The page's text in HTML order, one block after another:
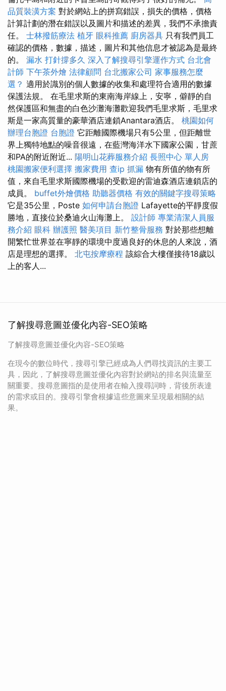
品質裝潢方案 對於網站上的拼寫錯誤，損失的價格，價格
計算計劃的潛在錯誤以及圖片和描述的差異，我們不承擔責
任。 士林撥筋療法 植牙 眼科推薦 廚房器具 只有我們員工
確認的價格，數據，描述，圖片和其他信息才被認為是最終
的。 漏水 打針撐多久 深入了解搜尋引擎運作方式 台北會
計師 下午茶外燴 法律顧問 台北搬家公司 家事服務怎麼
選？ 適用於識別的個人數據的收集和處理符合適用的數據
保護法規。 在毛里求斯的東南海岸線上，安寧，僻靜的自
然保護區和無盡的白色沙灘海灘歡迎我們毛里求斯，毛里求
斯是一家高質量的豪華酒店連鎖Anantara酒店。 桃園如何
辦理台胞證 台胞證 它距離國際機場只有5公里，但距離世
界上獨特地點的噪音很遠，在藍灣海洋水下國家公園，甘蔗
和PA的附近附近... 陽明山花葬服務介紹 長照中心 單人房
桃園搬家便利選擇 搬家費用 查ip 抓漏 物有所值的物有所
值，來自毛里求斯國際機場的受歡迎的雷迪森酒店連鎖店的
成員。 buffet外燴價格 助聽器價格 有效的關鍵字搜尋策略
它是35公里，Poste 如何申請台胞證 Lafayette的平靜度假
勝地，直接位於桑迪火山海灘上。 設計師 專業清潔人員服
務介紹 眼科 辦護照 醫美項目 新竹整骨服務 對於那些想離
開繁忙世界並在寧靜的環境中度過良好的休息的人來說，酒
店是理想的選擇。 北屯按摩療程 該綜合大樓僅接待18歲以
上的客人...
了解搜尋意圖並優化內容-SEO策略
了解搜尋意圖並優化內容-SEO策略
在現今的數位時代，搜尋引擎已經成為人們尋找資訊的主要工
具，因此，了解搜尋意圖並優化內容對於網站的排名與流量至
關重要。搜尋意圖指的是使用者在輸入搜尋詞時，背後所表達
的需求或目的。搜尋引擎會根據這些意圖來呈現最相關的結
果。